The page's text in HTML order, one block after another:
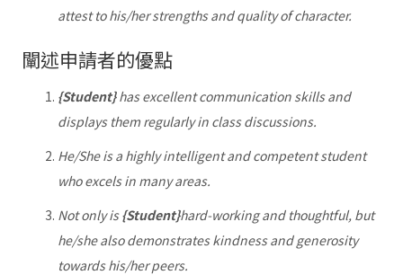
attest to his/her strengths and quality of character.
闡述申請者的優點
{Student}has excellent communication skills and
displays them regularly in class discussions.
He/She is a highly intelligent and competent student
who excels in many areas.
Not only is{Student}hard-working and thoughtful, but
he/she also demonstrates kindness and generosity
towards his/her peers.